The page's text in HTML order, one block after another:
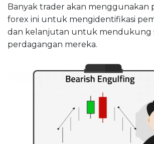
Banyak trader akan menggunakan
forex ini untuk mengidentifikasi
dan kelanjutan untuk mendukung
perdagangan mereka.